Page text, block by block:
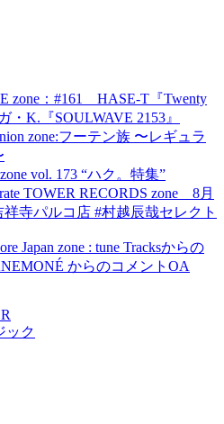
zone：#161 HASE-T『Twenty
・K.『SOULWAVE 2153』
zone:フーテン族 〜レギュラ
vol. 173 “ハク。特集”
TOWER RECORDS zone 8月
寺パルコ店 #村越辰哉セレクト
Japan zone : tune Tracksからの
からのコメントOA
ック